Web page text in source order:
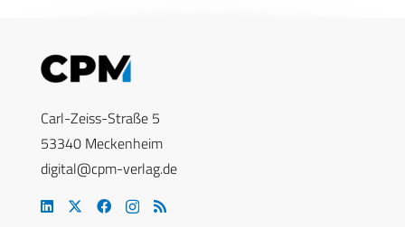
Carl-Zeiss-Straße 5
53340 Meckenheim
digital@cpm-verlag.de